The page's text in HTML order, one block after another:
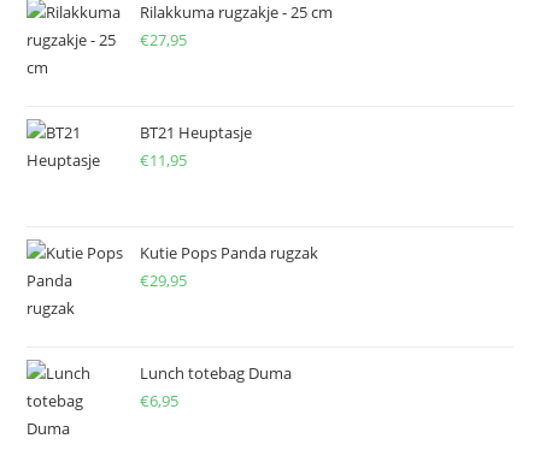
Rilakkuma rugzakje - 25 cm
€27,95
BT21 Heuptasje
€11,95
Kutie Pops Panda rugzak
€29,95
Lunch totebag Duma
€6,95